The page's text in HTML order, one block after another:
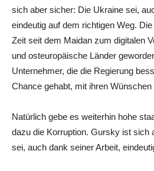
sich aber sicher: Die Ukraine sei,
eindeutig auf dem richtigen Weg.
Zeit seit dem Maidan zum digitalen
und osteuropäische Länder
Unternehmer, die die Regierung
Chance gehabt, mit ihren
Natürlich gebe es weiterhin hohe
dazu die Korruption. Gursky ist sich
sei, auch dank seiner Arbeit,